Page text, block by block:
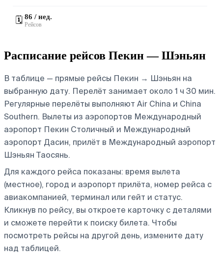
🗓️ 86 / нед.
Рейсов
Расписание рейсов Пекин — Шэньян
В таблице — прямые рейсы Пекин → Шэньян на
выбранную дату. Перелёт занимает около 1 ч 30 мин.
Регулярные перелёты выполняют Air China и China
Southern. Вылеты из аэропортов Международный
аэропорт Пекин Столичный и Международный
аэропорт Дасин, прилёт в Международный аэропорт
Шэньян Таосянь.
Для каждого рейса показаны: время вылета
(местное), город и аэропорт прилёта, номер рейса с
авиакомпанией, терминал или гейт и статус.
Кликнув по рейсу, вы откроете карточку с деталями
и сможете перейти к поиску билета. Чтобы
посмотреть рейсы на другой день, измените дату
над таблицей.